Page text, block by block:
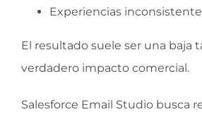
Experiencias
El resultado suele ser una baja
verdadero impacto comercial.
Salesforce Email Studio busca